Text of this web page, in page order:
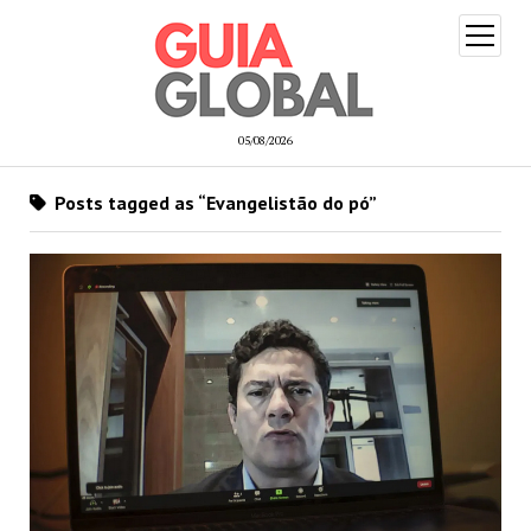
05/08/2026
open
menu
Posts tagged as “Evangelistão do pó”